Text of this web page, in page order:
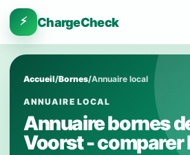
⚡ ChargeCheck
Accueil/Bornes/Annuaire local
ANNUAIRE LOCAL
Annuaire bornes
Voorst - comparer